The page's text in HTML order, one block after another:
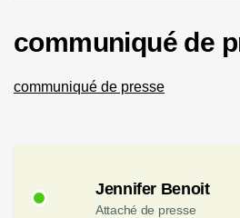
communiqué de
communiqué de presse
Jennifer Benoit
Attaché de presse